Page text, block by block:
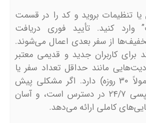
تنظیمات بروید و کد را در قسمت
وارد کنید. تأیید فوری دریافت
از سفر بعدی اعمال می‌شوند.
برای کاربران جدید و قدیمی معتبر
مانند حداقل تعداد سفر یا
اعتبار زمانی (معمولاً ۳۰ روزه) دارد. اگر مشکلی پیش
آمد، پشتیبانی تپسی ۲۴/۷ در دسترس است، و آسان
کاملی ارائه می‌دهد.